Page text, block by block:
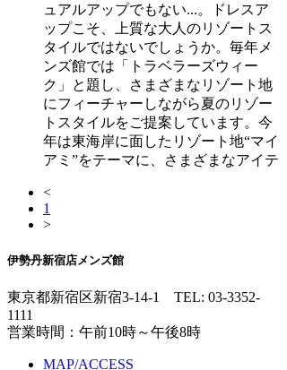
ュアルアップでもない...。ドレスア
ップこそ、上質な大人のリゾートス
タイルではないでしょうか。毎年メ
ンズ館では「トラベラーズウィー
ク」と題し、さまざまなリゾート地
にフィーチャーしながら夏のリゾー
トスタイルをご提案しています。今
年は東海岸に面したリゾート地“マイ
アミ”をテーマに、さまざまなアイテ
<
1
>
伊勢丹新宿店メンズ館
東京都新宿区新宿3-14-1 TEL: 03-3352-
1111
営業時間：午前10時～午後8時
MAP/ACCESS